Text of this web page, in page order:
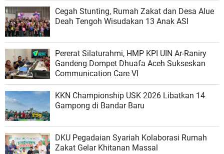
Cegah Stunting, Rumah Zakat dan Desa Alue
Deah Tengoh Wisudakan 13 Anak ASI
Pererat Silaturahmi, HMP KPI UIN Ar-Raniry
Gandeng Dompet Dhuafa Aceh Sukseskan
Communication Care VI
KKN Championship USK 2026 Libatkan 14
Gampong di Bandar Baru
DKU Pegadaian Syariah Kolaborasi Rumah
Zakat Gelar Khitanan Massal